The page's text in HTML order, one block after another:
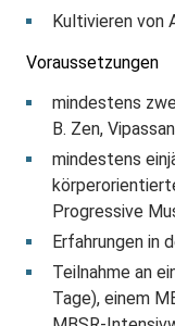
Kultivieren von
Voraussetzungen
mindestens
B. Zen,
mindestens
Progressive
Erfahrungen in
Teilnahme an
Tage), einem